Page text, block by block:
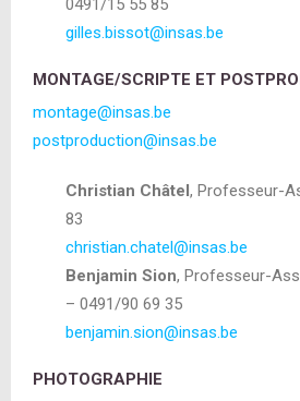
0491/15 55 85
gilles.bissot@insas.be
MONTAGE/SCRIPTE ET
montage@insas.be
postproduction@insas.be
Christian Châtel , Professeur-
83
christian.chatel@insas.be
Benjamin Sion, Professeur-
– 0491/90 69 35
benjamin.sion@insas.be
PHOTOGRAPHIE